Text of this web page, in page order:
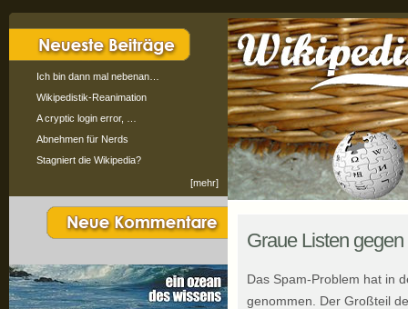
Ich bin dann mal nebenan…
Wikipedistik-Reanimation
A cryptic login error, …
Abnehmen für Nerds
Stagniert die Wikipedia?
[mehr]
Graue Listen
Das Spam-Problem hat in
genommen. Der Großteil